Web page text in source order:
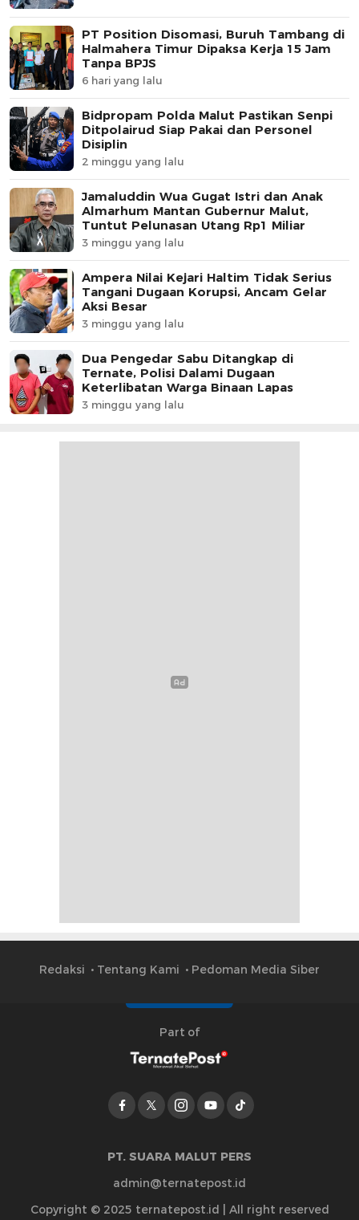
PT Position Disomasi, Buruh Tambang di
Halmahera Timur Dipaksa Kerja 15 Jam
Tanpa BPJS
6 hari yang lalu
Bidpropam Polda Malut Pastikan Senpi
Ditpolairud Siap Pakai dan Personel
Disiplin
2 minggu yang lalu
Jamaluddin Wua Gugat Istri dan Anak
Almarhum Mantan Gubernur Malut,
Tuntut Pelunasan Utang Rp1 Miliar
3 minggu yang lalu
Ampera Nilai Kejari Haltim Tidak Serius
Tangani Dugaan Korupsi, Ancam Gelar
Aksi Besar
3 minggu yang lalu
Dua Pengedar Sabu Ditangkap di
Ternate, Polisi Dalami Dugaan
Keterlibatan Warga Binaan Lapas
3 minggu yang lalu
Redaksi Tentang Kami Pedoman Media Siber
Part of
PT. SUARA MALUT PERS
admin@ternatepost.id
Copyright © 2025 ternatepost.id | All right reserved